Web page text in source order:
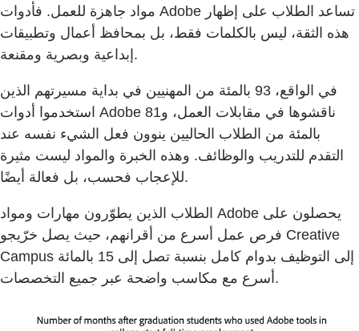
مواد جاهزة للعمل. فأدوات Adobe تساعد الطلاب على إظهار
هذه الثقة، ليس بالكلمات فقط، بل بمحافظ أعمال وتطبيقات
إبداعية وبصرية ومقنعة.
في الواقع، 93 بالمئة من المهنيين في بداية مسيرتهم الذين
استخدموا أدوات Adobe ناقشوها في مقابلات العمل، و81
بالمئة من الطلاب الحاليين ينوون فعل الشيء نفسه عند
التقدم للتدريب والوظائف. وهذه الخبرة والمواد ليست مثيرة
للإعجاب فحسب، بل فعالة أيضًا.
الطلاب الذين يطوّرون مهارات ومواد Adobe يحصلون على
فرص عمل أسرع من أقرانهم، حيث يصل خرّيجو Creative
Campus إلى التوظيف بدوام كامل بنسبة تصل إلى 15 بالمائة
أسرع مع مكاسب واضحة عبر جميع التخصصات.